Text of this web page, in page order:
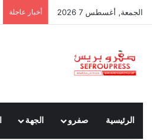
الجمعة, أغسطس 7 2026 أخبار عاجلة
الرئيسية صفرو الجهة